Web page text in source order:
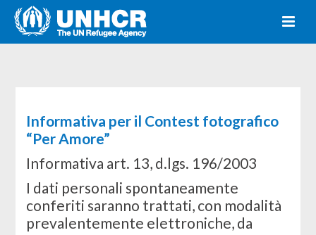
Informativa per il Contest fotografico
“Per Amore”
Informativa art. 13, d.lgs. 196/2003
I dati personali spontaneamente
conferiti saranno trattati, con modalità
prevalentemente elettroniche, da